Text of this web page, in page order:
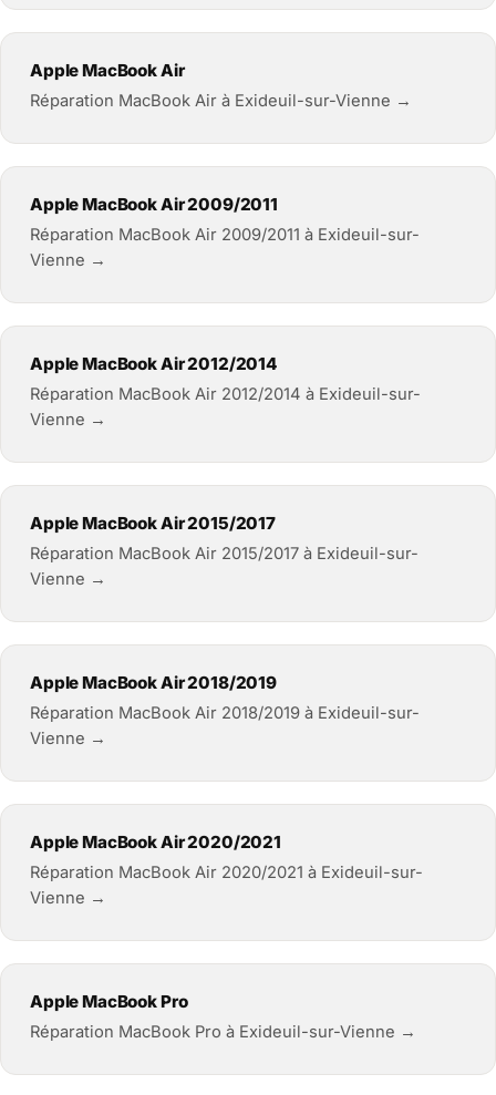
Apple MacBook Air
Réparation MacBook Air à Exideuil-sur-Vienne →
Apple MacBook Air 2009/2011
Réparation MacBook Air 2009/2011 à Exideuil-sur-
Vienne →
Apple MacBook Air 2012/2014
Réparation MacBook Air 2012/2014 à Exideuil-sur-
Vienne →
Apple MacBook Air 2015/2017
Réparation MacBook Air 2015/2017 à Exideuil-sur-
Vienne →
Apple MacBook Air 2018/2019
Réparation MacBook Air 2018/2019 à Exideuil-sur-
Vienne →
Apple MacBook Air 2020/2021
Réparation MacBook Air 2020/2021 à Exideuil-sur-
Vienne →
Apple MacBook Pro
Réparation MacBook Pro à Exideuil-sur-Vienne →